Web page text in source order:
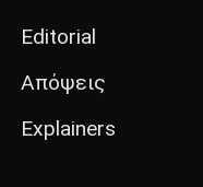
Editorial
Απόψεις
Explainers